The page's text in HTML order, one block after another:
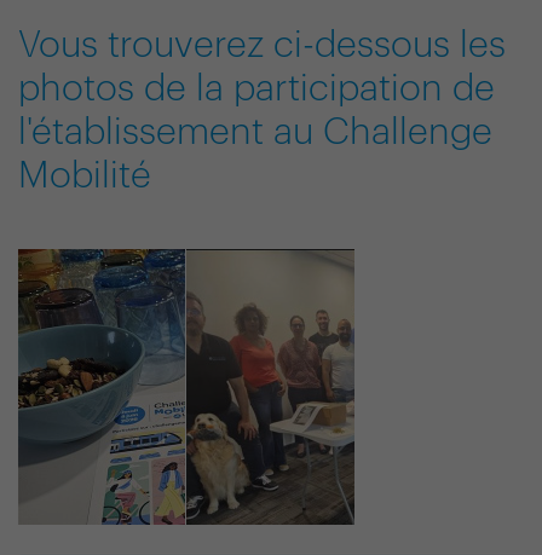
Vous trouverez ci-dessous les
photos de la participation de
l'établissement au Challenge
Mobilité